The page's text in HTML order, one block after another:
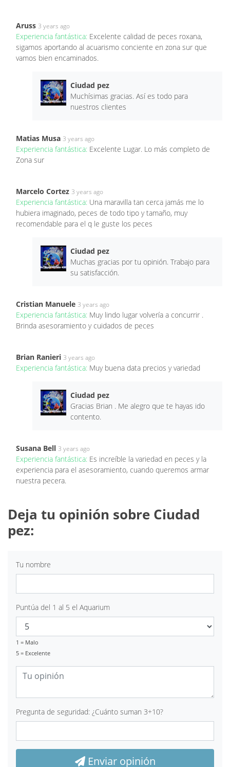
Aruss 3 years ago
Experiencia fantástica: Excelente calidad de peces roxana,
sigamos aportando al acuarismo conciente en zona sur que
vamos bien encaminados.
Ciudad pez
Muchísimas gracias. Así es todo para
nuestros clientes
Matias Musa 3 years ago
Experiencia fantástica: Excelente Lugar. Lo más completo de
Zona sur
Marcelo Cortez 3 years ago
Experiencia fantástica: Una maravilla tan cerca jamás me lo
hubiera imaginado, peces de todo tipo y tamaño, muy
recomendable para el q le guste los peces
Ciudad pez
Muchas gracias por tu opinión. Trabajo para
su satisfacción.
Cristian Manuele 3 years ago
Experiencia fantástica: Muy lindo lugar volvería a concurrir .
Brinda asesoramiento y cuidados de peces
Brian Ranieri 3 years ago
Experiencia fantástica: Muy buena data precios y variedad
Ciudad pez
Gracias Brian . Me alegro que te hayas ido
contento.
Susana Bell 3 years ago
Experiencia fantástica: Es increíble la variedad en peces y la
experiencia para el asesoramiento, cuando queremos armar
nuestra pecera.
Deja tu opinión sobre Ciudad
pez:
Tu nombre
Puntúa del 1 al 5 el Aquarium
1 = Malo
5 = Excelente
Pregunta de seguridad: ¿Cuánto suman 3+10?
Enviar opinión